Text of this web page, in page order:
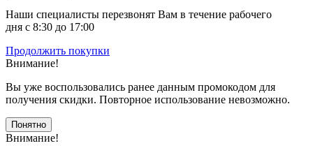
Наши специалисты перезвонят Вам в течение рабочего
дня с 8:30 до 17:00
Продолжить покупки
Внимание!
Вы уже воспользовались ранее данным промокодом для
получения скидки. Повторное использование невозможно.
Понятно
Внимание!